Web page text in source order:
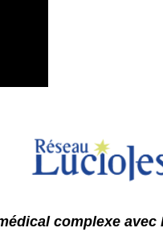
complexe avec